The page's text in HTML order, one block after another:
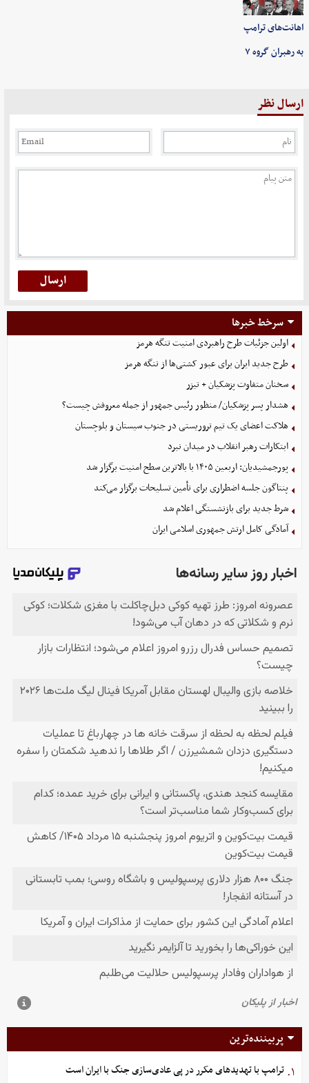
اهانت‌های ترامپ
به رهبران گروه ۷
ارسال نظر
سرخط خبرها
اولین جزئیات طرح راهبردی امنیت تنگه هرمز
طرح جدید ایران برای عبور کشتی‌ها از تنگه هرمز
سخنان متفاوت پزشکیان + تیزر
هشدار پسر پزشکیان/ منظور رئیس جمهور از جمله معروفش چیست؟
هلاکت اعضای یک تیم تروریستی در جنوب سیستان و بلوچستان
ابتکارات رهبر انقلاب در میدان نبرد
پورجمشیدیان: اربعین ۱۴۰۵ با بالاترین سطح امنیت برگزار شد
پنتاگون جلسه اضطراری برای تأمین تسلیحات برگزار می‌کند
شرط جدید برای بازنشستگی اعلام شد
آمادگی کامل ارتش جمهوری اسلامی ایران
پربیننده‌ترین
۱. ترامپ با تهدیدهای مکرر در پی عادی‌سازی جنگ با ایران است